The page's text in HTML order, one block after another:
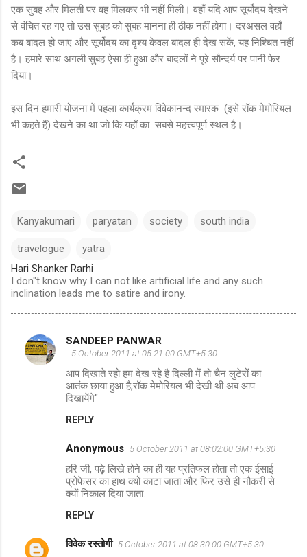
एक सुबह और मिलती पर वह मिलकर भी नहीं मिली। वहाँ यदि आप सूर्योदय देखने
से वंचित रह गए तो उस सुबह को सुबह मानना ही ठीक नहीं होगा। दरअसल वहाँ
कब बादल हो जाए और सूर्योदय का दृश्य केवल बादल ही देख सकें, यह निश्चित नहीं
है। हमारे साथ अगली सुबह ऐसा ही हुआ और बादलों ने पूरे सौन्दर्य पर पानी फेर
दिया।
इस दिन हमारी योजना में पहला कार्यक्रम विवेकानन्द स्मारक (इसे रॉक मेमोरियल
भी कहते हैं) देखने का था जो कि यहाँ का सबसे महत्त्वपूर्ण स्थल है।
Kanyakumari paryatan society south india
travelogue
yatra
Hari Shanker Rarhi
I don"t know why I can not like artificial life and any such
inclination leads me to satire and irony.
C
o
SANDEEP PANWAR
5 October 2011 at 05:21:00 GMT+5:30
आप दिखाते रहो हम देख रहे है दिल्ली में तो चैन लुटेरों का
आतंक छाया हुआ है,रॉक मेमोरियल भी देखी थी अब आप
दिखायेंगे"
REPLY
Anonymous 5 October 2011 at 08:02:00 GMT+5:30
हरि जी, पढ़े लिखे होने का ही यह प्रतिफल होता तो एक ईसाई
प्रोफेसर का हाथ क्यों काटा जाता और फिर उसे ही नौकरी से
क्यों निकाल दिया जाता.
REPLY
विवेक रस्तोगी 5 October 2011 at 08:30:00 GMT+5:30